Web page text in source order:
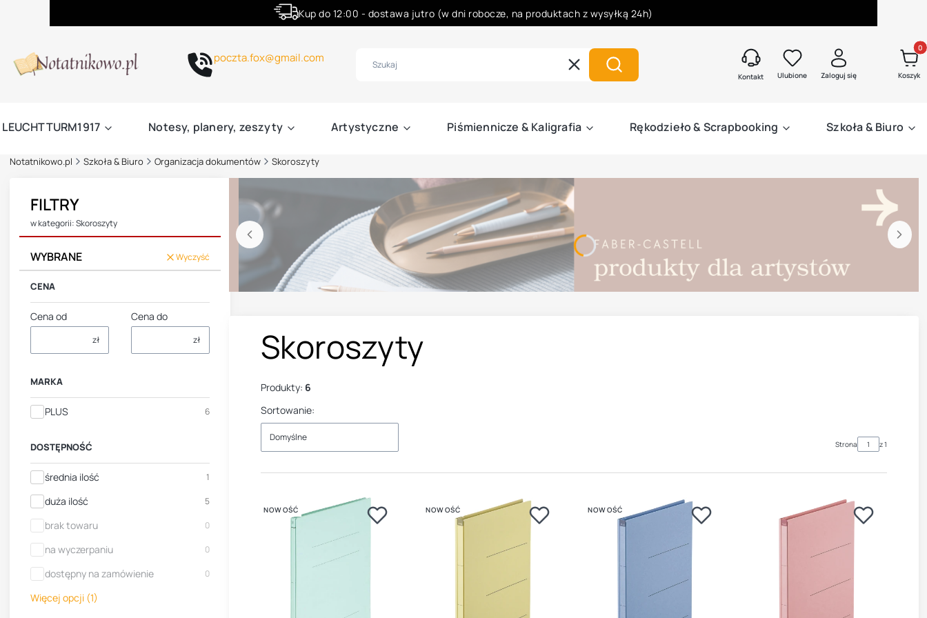
Kup do 12:00 - dostawa jutro (w dni robocze, na produktach z wysyłką 24h)
poczta.fox@gmail.com
Wyczyść Szukaj
Kontakt Ulubione Zaloguj się Koszyk
LEUCHTTURM1917 Notesy, planery, zeszyty Artystyczne Piśmiennicze & Kaligrafia Rękodzieło & Scrapbooking Szkoła & Biuro
Notatnikowo.pl Szkoła & Biuro Organizacja dokumentów Skoroszyty
FILTRY
w kategorii: Skoroszyty
WYBRANE Wyczyść
CENA
Cena od
zł
Cena do
zł
MARKA
MarkaPLUS 6
DOSTĘPNOŚĆ
Dostępność
średnia ilość 1
duża ilość 5
brak towaru 0
na wyczerpaniu 0
dostępny na zamówienie 0
Więcej opcji (1)
Skoroszyty
Produkty: 6
Sortowanie:
Domyślne
Strona z 1
NOWOŚĆ NOWOŚĆ NOWOŚĆ